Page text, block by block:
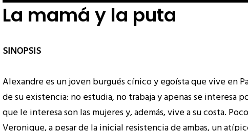
La mamá y la puta
SINOPSIS
Alexandre es un joven burgués cínico y egoísta que vive en
de su existencia: no estudia, no trabaja y apenas se interesa
que le interesa son las mujeres y, además, vive a su costa.
Veronique, a pesar de la inicial resistencia de ambas, un